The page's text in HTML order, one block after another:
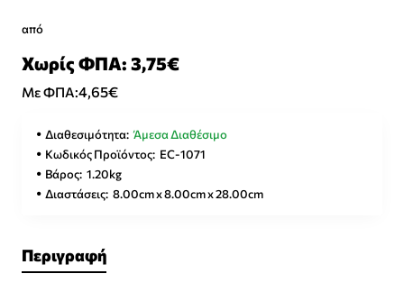
από
Με ΦΠΑ:4,65€
Χωρίς ΦΠΑ: 3,75€
Διαθεσιμότητα: Άμεσα Διαθέσιμο
Κωδικός Προϊόντος: EC-1071
Βάρος: 1.20kg
Διαστάσεις: 8.00cm x 8.00cm x 28.00cm
Περιγραφή